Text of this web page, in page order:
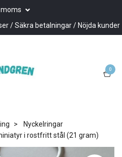
moms
/ Säkra betalningar / Nöjda kunder
0
Nyckelringar
i rostfritt stål (21 gram)